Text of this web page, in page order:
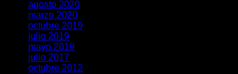
agosto 2020
marzo 2020
octubre 2019
julio 2019
mayo 2019
julio 2017
octubre 2012